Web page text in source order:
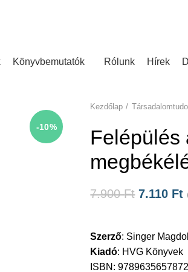
Könyvbemutatók Rólunk Hírek
-10%
Kezdőlap
Felépülés
7.900Ft 7.110 Ft
Szerző: Singer
Kiadó: HVG Könyvek
ISBN: 9789635657872